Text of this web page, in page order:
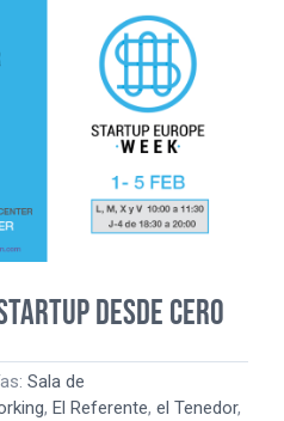
desde cero
Sala de
, El Referente, el Tenedor,